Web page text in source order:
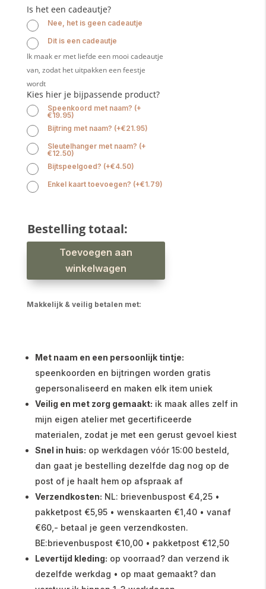
Is het een cadeautje?
Nee, het is geen cadeautje
Dit is een cadeautje
Ik maak er met liefde een mooi cadeautje
van, zodat het uitpakken een feestje
wordt
Kies hier je bijpassende product?
Speenkoord met naam? (+
€19.95)
Bijtring met naam? (+€21.95)
Sleutelhanger met naam? (+
€12.50)
Bijtspeelgoed? (+€4.50)
Enkel kaart toevoegen? (+€1.79)
Bestelling totaal:
Babyslab
waterproof
Toevoegen aan
winkelwagen
Makkelijk & veilig betalen met:
Met naam en een persoonlijk tintje:
speenkoorden en bijtringen worden gratis
gepersonaliseerd en maken elk item uniek
Veilig en met zorg gemaakt: ik maak alles zelf in
mijn eigen atelier met gecertificeerde
materialen, zodat je met een gerust gevoel kiest
Snel in huis: op werkdagen vóór 15:00 besteld,
dan gaat je bestelling dezelfde dag nog op de
post of je haalt hem op afspraak af
Verzendkosten: NL: brievenbuspost €4,25 •
pakketpost €5,95 • wenskaarten €1,40 • vanaf
€60,- betaal je geen verzendkosten.
BE:brievenbuspost €10,00 • pakketpost €12,50
Levertijd kleding: op voorraad? dan verzend ik
dezelfde werkdag • op maat gemaakt? dan